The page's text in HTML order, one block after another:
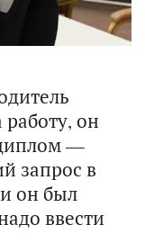
он
—
запрос в
он был
ввести